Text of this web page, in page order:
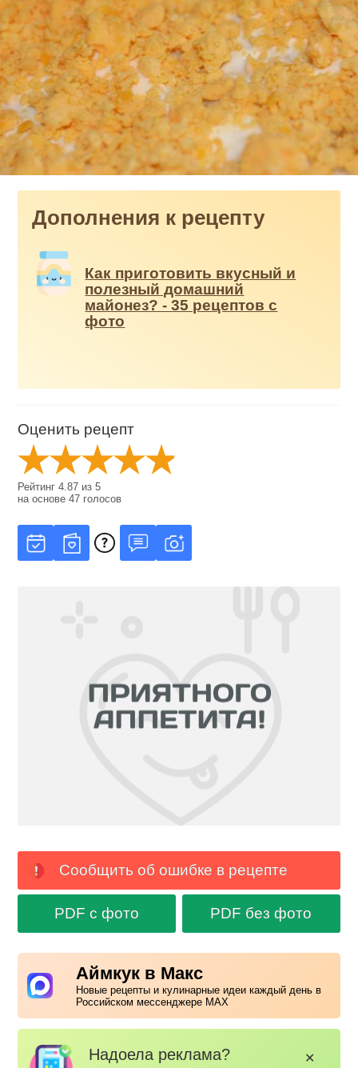
Дополнения к рецепту
Как приготовить вкусный и
полезный домашний
майонез? - 35 рецептов с
фото
Оценить рецепт
Рейтинг4.87 из5
на основе47 голосов
Сообщить об ошибке в рецепте
PDF с фото PDF без фото
Аймкук в Макс
Новые рецепты и кулинарные идеи каждый день в
Российском мессенджере MAX
Надоела реклама? ✕